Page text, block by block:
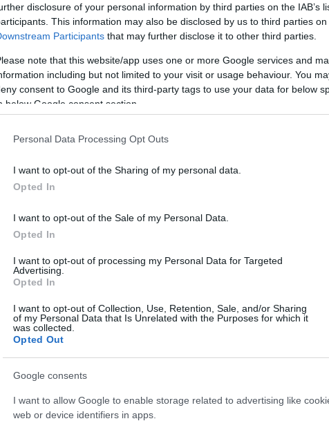
disclosure of your personal information by third parties on the IAB’s
This information may also be disclosed by us to third parties on
Participants that may further disclose it to other third parties.
note that this website/app uses one or more Google services and
including but not limited to your visit or usage behaviour. You
consent to Google and its third-party tags to use your data for below
below Google consent section.
Personal Data Processing Opt Outs
I want to opt-out of the Sharing of my personal data.
Opted In
I want to opt-out of the Sale of my Personal Data.
Opted In
I want to opt-out of processing my Personal Data for Targeted
Advertising.
Opted In
I want to opt-out of Collection, Use, Retention, Sale, and/or Sharing
of my Personal Data that Is Unrelated with the Purposes for which it
was collected.
Opted Out
Google consents
I want to allow Google to enable storage related to advertising like
web or device identifiers in apps.